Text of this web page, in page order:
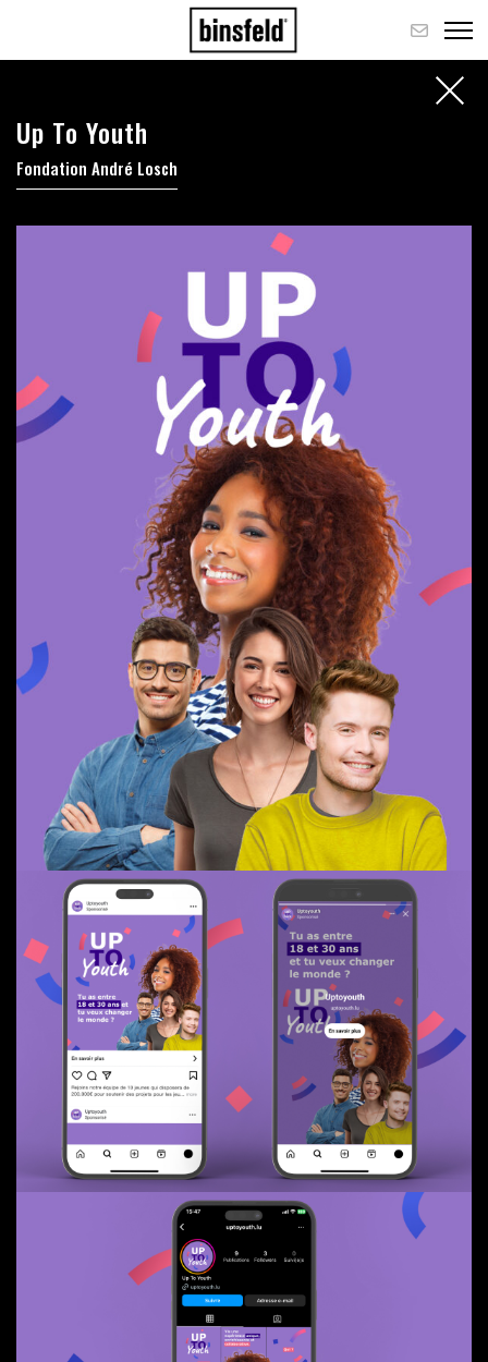
Up To Youth
Fondation André Losch